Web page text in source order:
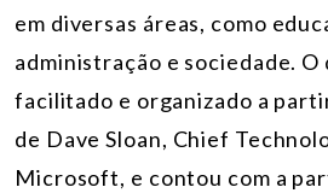
em diversas áreas, como
administração e sociedade. O
facilitado e organizado a
de Dave Sloan, Chief
Microsoft, e contou com a